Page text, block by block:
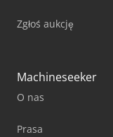
Zgłoś aukcję
Machineseeker
O nas
Prasa